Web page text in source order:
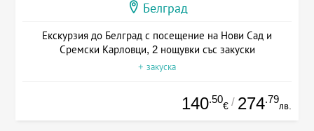
Белград
Екскурзия до Белград с посещение на Нови Сад и
Сремски Карловци, 2 нощувки със закуски
+ закуска
140.50
€ / 274.79
лв.